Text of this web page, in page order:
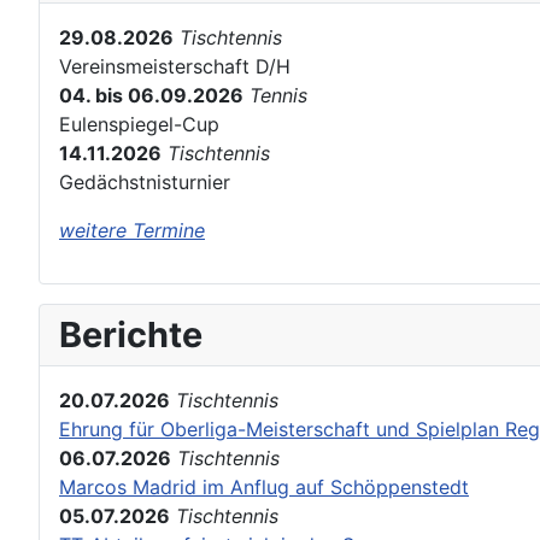
29.08.2026 Tischtennis
Vereinsmeisterschaft D/H
04. bis 06.09.2026 Tennis
Eulenspiegel-Cup
14.11.2026 Tischtennis
Gedächstnisturnier
weitere Termine
Berichte
20.07.2026 Tischtennis
Ehrung für Oberliga-Meisterschaft und Spielplan
06.07.2026 Tischtennis
Marcos Madrid im Anflug auf Schöppenstedt
05.07.2026 Tischtennis